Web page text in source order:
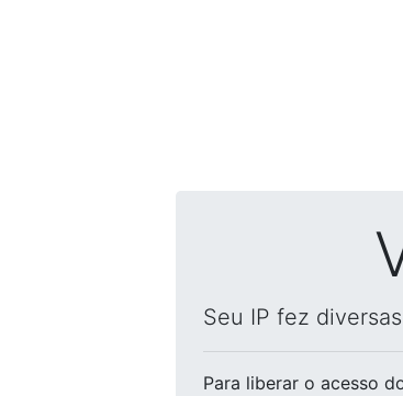
Seu IP fez
Para liberar o acesso